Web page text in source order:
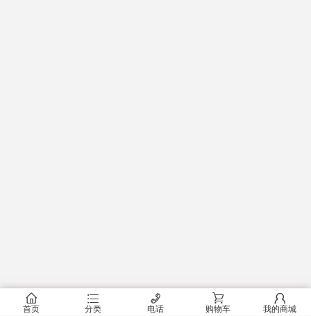
󰂠
首页
󰂦
分类
󰄫
电话
󰂟
购物车
󰂢
我的商城